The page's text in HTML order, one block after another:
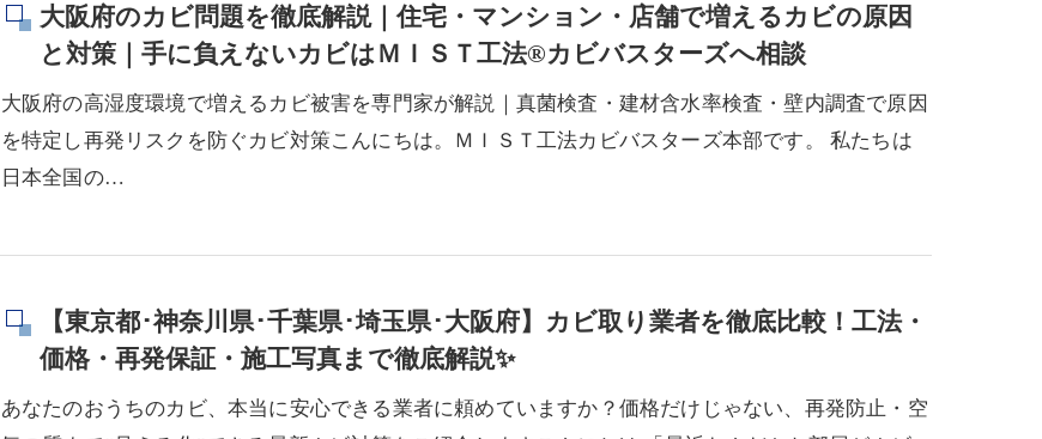
大阪府のカビ問題を徹底解説｜住宅・マンション・店舗で増えるカビの原因
と対策｜手に負えないカビはＭＩＳＴ工法®カビバスターズへ相談
大阪府の高湿度環境で増えるカビ被害を専門家が解説｜真菌検査・建材含水率検査・壁内調査で原因
を特定し再発リスクを防ぐカビ対策こんにちは。ＭＩＳＴ工法カビバスターズ本部です。 私たちは
日本全国の…
【東京都･神奈川県･千葉県･埼玉県･大阪府】カビ取り業者を徹底比較！工法・
価格・再発保証・施工写真まで徹底解説✨
あなたのおうちのカビ、本当に安心できる業者に頼めていますか？価格だけじゃない、再発防止・空